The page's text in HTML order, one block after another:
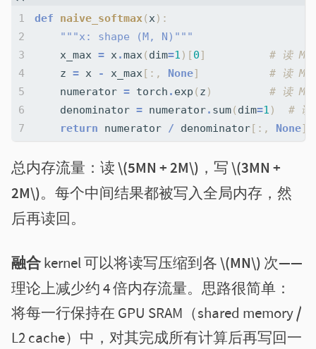
def naive_softmax( x):
"""x: shape (M, N)"""
x_max = x.max( dim=1 )[0]
# 读 MN
z = x - x_max[:, None]
# 读
numerator = torch . exp ( z )
# 读 MN
denominator = numerator. sum( dim=1 )
# 读
return
numerator / denominator[:, None]
总内存流量：读\(5MN + 2M\) ，写\(3MN +
2M\)。每个中间结果都被写入全局内存，然
后再读回。
融合kernel 可以将读写压缩到各\(MN\) 次——
理论上减少约 4 倍内存流量。思路很简单：
将每一行保持在 GPU SRAM（shared memory /
L2 cache）中，对其完成所有计算后再写回一